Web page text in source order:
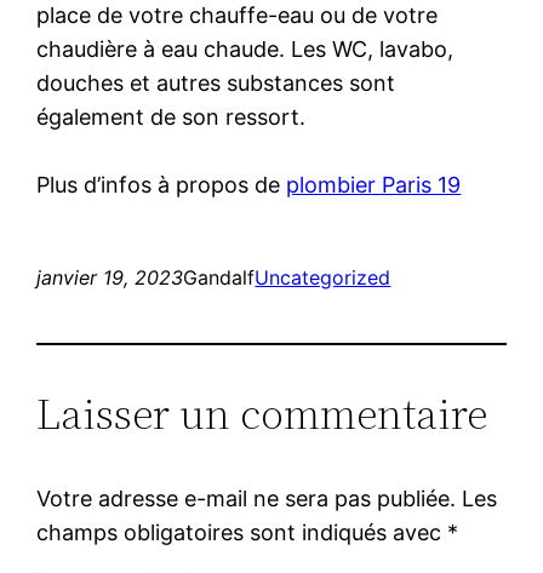
place de votre chauffe-eau ou de votre
chaudière à eau chaude. Les WC, lavabo,
douches et autres substances sont
également de son ressort.
Plus d’infos à propos de plombier Paris 19
janvier 19, 2023GandalfUncategorized
Laisser un commentaire
Votre adresse e-mail ne sera pas publiée. Les
champs obligatoires sont indiqués avec *